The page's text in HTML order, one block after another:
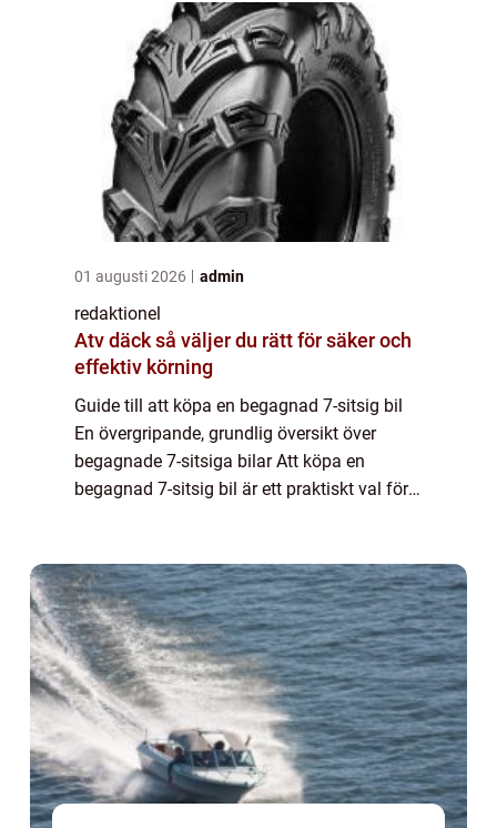
01 augusti 2026 admin
redaktionel
Atv däck så väljer du rätt för säker och
effektiv körning
Guide till att köpa en begagnad 7-sitsig bil
En övergripande, grundlig översikt över
begagnade 7-sitsiga bilar Att köpa en
begagnad 7-sitsig bil är ett praktiskt val för